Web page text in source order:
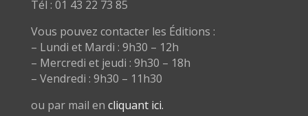
Tél : 01 43 22 73 85
Vous pouvez contacter les Éditions :
– Lundi et Mardi : 9h30 – 12h
– Mercredi et jeudi : 9h30 – 18h
– Vendredi : 9h30 – 11h30
ou par mail en cliquant ici.